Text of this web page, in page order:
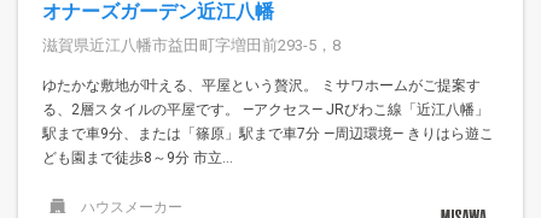
オナーズガーデン近江八幡
滋賀県近江八幡市益田町字増田前293-5，8
ゆたかな敷地が叶える、平屋という贅沢。 ミサワホームがご提案す
る、2層スタイルの平屋です。 —アクセス— JRびわこ線「近江八幡」
駅まで車9分、または「篠原」駅まで車7分 —周辺環境— きりはら遊こ
ども園まで徒歩8～9分 市立...
ハウスメーカー